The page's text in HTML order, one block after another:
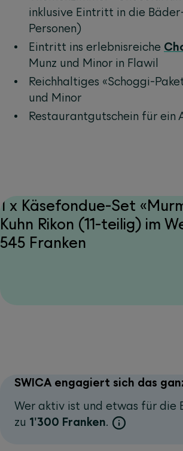
inklusive Eintritt in die
Personen)
Eintritt ins erlebnisreiche
Munz und Minor in Flawil
Reichhaltiges «Schoggi-
und Minor
Restaurantgutschein für ein
1 x Käsefondue-Set
Kuhn Rikon (11-teilig) im
545 Franken
SWICA engagiert sich das
Wer aktiv ist und etwas für die
zu 1'300 Franken.